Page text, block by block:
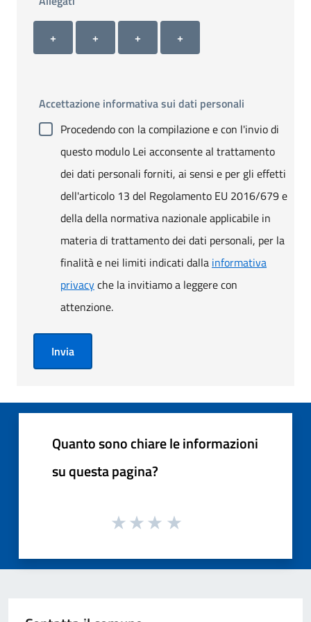
Allegato 1
+
Allegato 2
+
Allegato 3
+
Allegato 4
+
Accettazione informativa sui dati personali
Procedendo con la compilazione e con l'invio di
questo modulo Lei acconsente al trattamento
dei dati personali forniti, ai sensi e per gli effetti
dell'articolo 13 del Regolamento EU 2016/679 e
della della normativa nazionale applicabile in
materia di trattamento dei dati personali, per la
finalità e nei limiti indicati dalla informativa
privacyche la invitiamo a leggere con
attenzione.
Invia
Quanto sono chiare le informazioni
su questa pagina?